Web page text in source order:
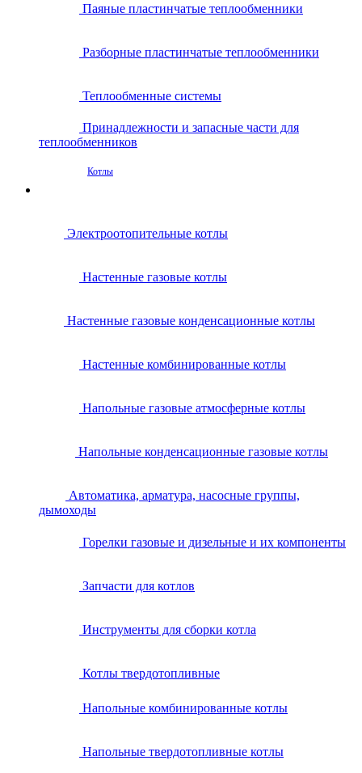
Паяные пластинчатые теплообменники
Разборные пластинчатые теплообменники
Теплообменные системы
Принадлежности и запасные части для
теплообменников
Котлы
Электроотопительные котлы
Настенные газовые котлы
Настенные газовые конденсационные котлы
Настенные комбинированные котлы
Напольные газовые атмосферные котлы
Напольные конденсационные газовые котлы
Автоматика, арматура, насосные группы,
дымоходы
Горелки газовые и дизельные и их компоненты
Запчасти для котлов
Инструменты для сборки котла
Котлы твердотопливные
Напольные комбинированные котлы
Напольные твердотопливные котлы